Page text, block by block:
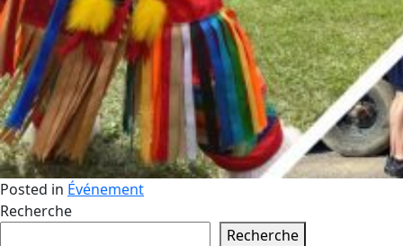
Posted in Événement
Recherche
Recherche